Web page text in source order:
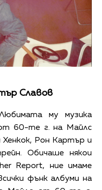
Славов
му музика
60-те г. на Майлс
Хенкок, Рон Картър и
Обичаше някои
Report, ние имаме
фънк албуми на